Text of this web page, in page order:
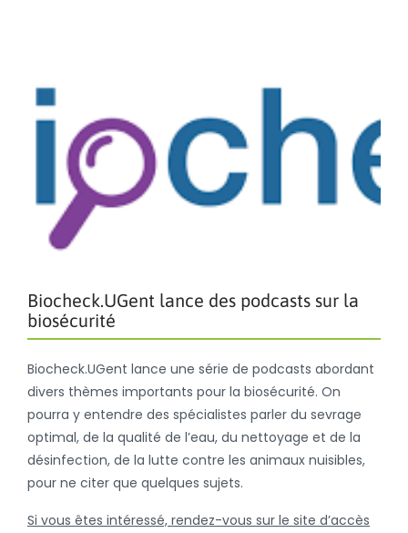
Biocheck.UGent lance des podcasts sur la
biosécurité
Biocheck.UGent lance une série de podcasts abordant
divers thèmes importants pour la biosécurité. On
pourra y entendre des spécialistes parler du sevrage
optimal, de la qualité de l’eau, du nettoyage et de la
désinfection, de la lutte contre les animaux nuisibles,
pour ne citer que quelques sujets.
Si vous êtes intéressé, rendez-vous sur le site d’accès